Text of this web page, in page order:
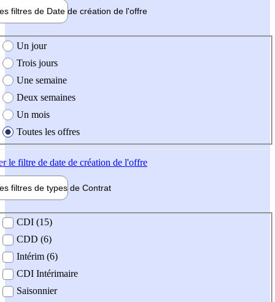
filtres de Date de création de l'offre
création de l'offre
Un jour
Trois jours
Une semaine
Deux semaines
Un mois
Toutes les offres
le filtre de date de création de l'offre
filtres de types de Contrat
contrat
CDI (15)
CDD (6)
Intérim (6)
CDI Intérimaire
Saisonnier